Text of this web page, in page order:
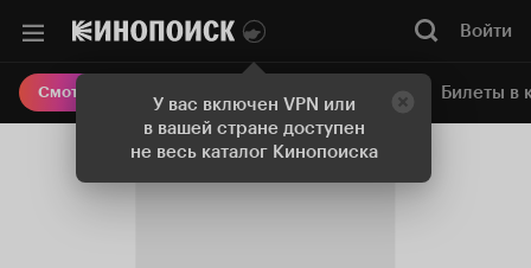
У вас включен VPN или
в вашей стране доступен
не весь каталог Кинопоиска
Войти
Смотреть кино Онлайн-кинотеатр Билеты в